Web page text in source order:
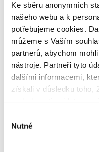
Ke sběru anonymních
našeho webu a k
potřebujeme cookies.
můžeme s Vaším
partnerů, abychom
nástroje. Partneři tyto
dalšími informacemi,
získali v důsledku toho,
souhlasu
Nutné